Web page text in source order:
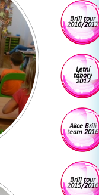
Brili tour
2016/2017
Letní
tábory
2017
Akce Brili
team 2016
Brili tour
2015/2016